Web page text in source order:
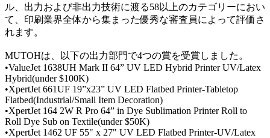
ル、出力および非出力技術に渡る58以上のカテゴリーにおい
て、印刷業界全体から集まった優秀な審査員によって評価さ
れます。
MUTOHは、以下の出力部門で4つの賞を受賞しました。
•ValueJet 1638UH Mark II 64” UV LED Hybrid Printer UV/Latex
Hybrid(under $100K)
•XpertJet 661UF 19”x23” UV LED Flatbed Printer-Tabletop
Flatbed(Industrial/Small Item Decoration)
•XpertJet 164 2W R Pro 64” in Dye Sublimation Printer Roll to
Roll Dye Sub on Textile(under $50K)
•XpertJet 1462 UF 55" x 27" UV LED Flatbed Printer-UV/Latex